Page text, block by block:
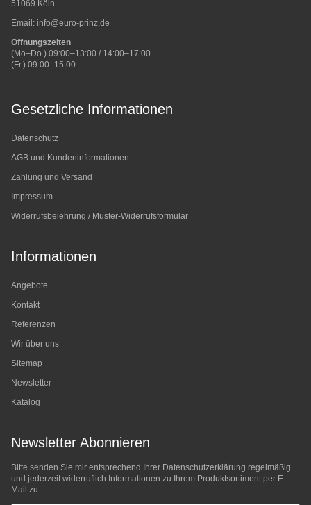
51069 Köln
Email: info@euro-prinz.de
Öffnungszeiten
(Mo–Do.) 09:00–13:00 / 14:00–17:00
(Fr.) 09:00–15:00
Gesetzliche Informationen
Datenschutz
AGB und Kundeninformationen
Zahlung und Versand
Impressum
Widerrufsbelehrung / Muster-Widerrufsformular
Informationen
Angebote
Kontakt
Referenzen
Wir über uns
Sitemap
Newsletter
Katalog
Newsletter Abonnieren
Bitte senden Sie mir entsprechend Ihrer Datenschutzerklärung regelmäßig
und jederzeit widerruflich Informationen zu Ihrem Produktsortiment per E-
Mail zu.